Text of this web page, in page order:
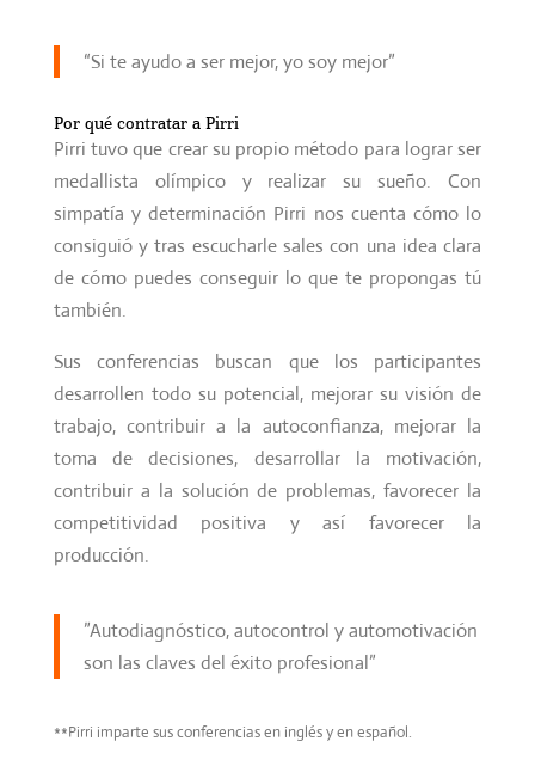
“Si te ayudo a ser mejor, yo soy mejor”
Por qué contratar a Pirri
Pirri tuvo que crear su propio método para lograr ser
medallista olímpico y realizar su sueño. Con
simpatía y determinación Pirri nos cuenta cómo lo
consiguió y tras escucharle sales con una idea clara
de cómo puedes conseguir lo que te propongas tú
también.
Sus conferencias buscan que los participantes
desarrollen todo su potencial, mejorar su visión de
trabajo, contribuir a la autoconfianza, mejorar la
toma de decisiones, desarrollar la motivación,
contribuir a la solución de problemas, favorecer la
competitividad positiva y así favorecer la
producción.
”Autodiagnóstico, autocontrol y automotivación
son las claves del éxito profesional”
**Pirri imparte sus conferencias en inglés y en español.